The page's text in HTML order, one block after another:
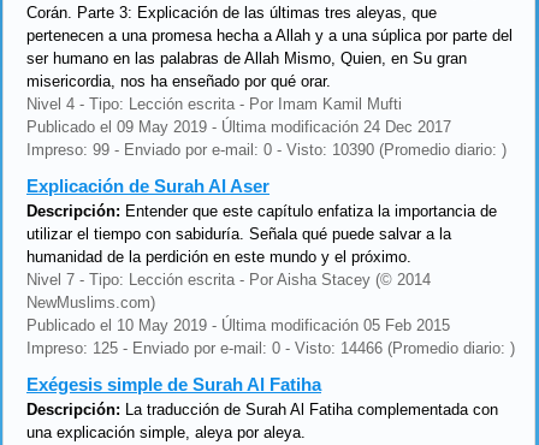
Corán. Parte 3: Explicación de las últimas tres aleyas, que
pertenecen a una promesa hecha a Allah y a una súplica por parte del
ser humano en las palabras de Allah Mismo, Quien, en Su gran
misericordia, nos ha enseñado por qué orar.
Nivel 4 - Tipo: Lección escrita - Por Imam Kamil Mufti
Publicado el 09 May 2019 - Última modificación 24 Dec 2017
Impreso: 99 - Enviado por e-mail: 0 - Visto: 10390 (Promedio diario: )
Explicación de Surah Al Aser
Descripción: Entender que este capítulo enfatiza la importancia de
utilizar el tiempo con sabiduría. Señala qué puede salvar a la
humanidad de la perdición en este mundo y el próximo.
Nivel 7 - Tipo: Lección escrita - Por Aisha Stacey (© 2014
NewMuslims.com)
Publicado el 10 May 2019 - Última modificación 05 Feb 2015
Impreso: 125 - Enviado por e-mail: 0 - Visto: 14466 (Promedio diario: )
Exégesis simple de Surah Al Fatiha
Descripción: La traducción de Surah Al Fatiha complementada con
una explicación simple, aleya por aleya.